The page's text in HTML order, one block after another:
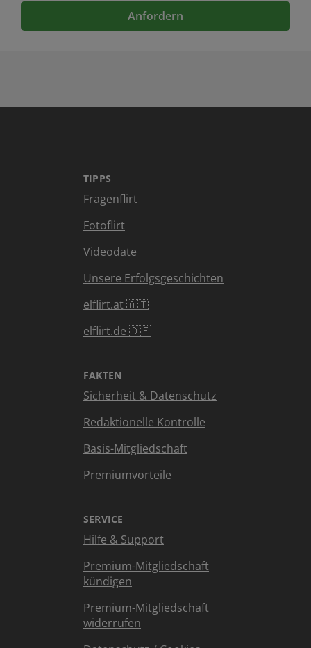
Anfordern
TIPPS
Fragenflirt
Fotoflirt
Videodate
Unsere Erfolgsgeschichten
elflirt.at 🇦🇹
elflirt.de 🇩🇪
FAKTEN
Sicherheit & Datenschutz
Redaktionelle Kontrolle
Basis-Mitgliedschaft
Premiumvorteile
SERVICE
Hilfe & Support
Premium-Mitgliedschaft
kündigen
Premium-Mitgliedschaft
widerrufen